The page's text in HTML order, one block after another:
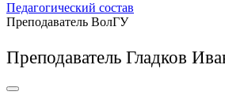
Педагогический состав
Преподаватель ВолГУ
Преподаватель Гладков